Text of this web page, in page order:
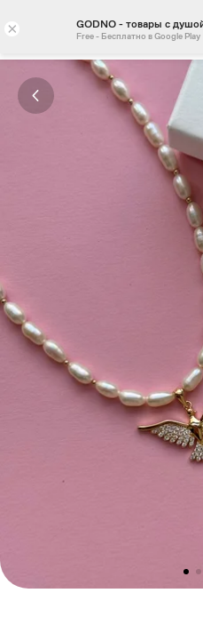
× GODNO - товары с
Free - Бесплатно в Google Play